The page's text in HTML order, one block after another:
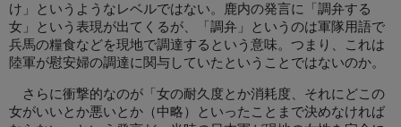
け」というようなレベルではない。鹿内の発言に「調弁する
女」という表現が出てくるが、「調弁」というのは軍隊用語で
兵馬の糧食などを現地で調達するという意味。つまり、これは
陸軍が慰安婦の調達に関与していたということではないのか。
さらに衝撃的なのが「女の耐久度とか消耗度、それにどこの
女がいいとか悪いとか（中略）といったことまで決めなければ